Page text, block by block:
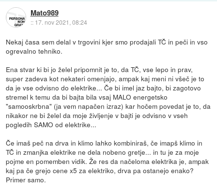
Mato989
:: 17. nov 2021, 08:24
Nekaj časa sem delal v trgovini kjer smo prodajali TČ in peči in vso
ogrevalno tehniko.
Ena stvar ki bi jo želel pripomnit je to, da TČ, vse lepo in prav,
super zadeva kot nekateri omenjajo, ampak kaj meni ni všeč je to
da je vse odvisno do elektrike... Če bi imel jaz bajto, bi zagotovo
stremel k temu da bi bajta bila vsaj MALO energetsko
"samooskrbna" (ja vem napačen izraz) kar hočem povedat je to, da
nikakor ne bi želel da moje življenje v bajti je odvisno v vseh
pogledih SAMO od elektrike...
Če imaš peč na drva in klimo lahko kombiniraš, če imapš klimo in
TČ in zmanjka elektrike ne dela nobeno gretje... in tu je za moje
pojme en pomemben vidik. Že res da načeloma elektrika je, ampak
kaj pa če grejo cene x5 za elektriko, drva pa ostanejo enako?
Primer samo.